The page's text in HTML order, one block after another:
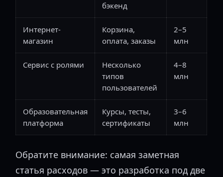
бэкенд
Интернет-
магазин
Корзина,
оплата, заказы
2–5
млн
Сервис с ролями
Несколько
типов
пользователей
4–8
млн
Образовательная
платформа
Курсы, тесты,
сертификаты
3–6
млн
Обратите внимание: самая заметная
статья расходов — это разработка под две